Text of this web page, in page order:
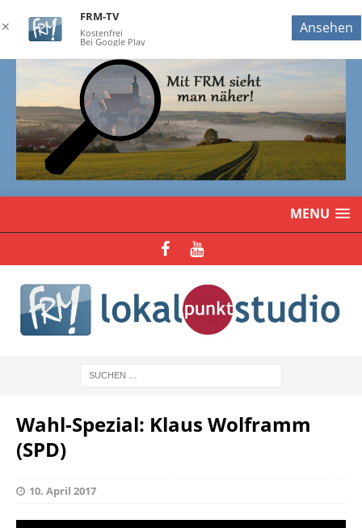
MENU
Wahl-Spezial: Klaus Wolframm
(SPD)
10. April 2017
✕
FRM-TV
Kostenfrei
Bei Google Play
Ansehen